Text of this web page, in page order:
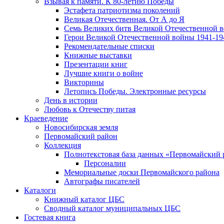
Эcтафета патриотизма поколений
Великая Отечественная. От А до Я
Семь Великих битв Великой Отечественной
Герои Великой Отечественной войны 1941-
Рекомендательные списки
Книжные выставки
Презентации книг
Лучшие книги о войне
Викторины
Летопись Победы. Электронные ресурсы
День в истории
Любовь к Отечеству питая
Краеведение
Новосибирская земля
Первомайский район
Коллекция
Полнотекстовая база данных «Первомайский
Персоналии
Мемориальные доски Первомайского района
Автографы писателей
Каталоги
Книжный каталог ЦБС
Сводный каталог муниципальных ЦБС
Гостевая книга